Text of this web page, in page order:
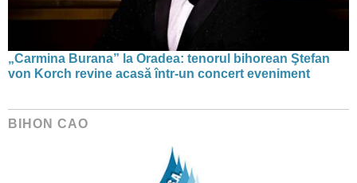
„Carmina Burana” la Oradea: tenorul bihorean Ştefan
von Korch revine acasă într-un concert eveniment
BIHON CAO